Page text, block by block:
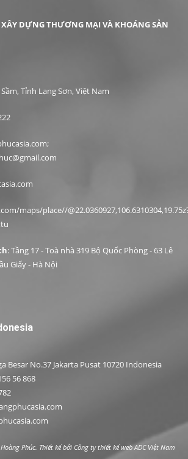
XÂY DỰNG THƯƠNG MẠI VÀ KHOÁNG SẢN
Tỉnh Lạng Sơn, Việt Nam
maps/place//
: Tầng 17 - Toà nhà 319 Bộ Quốc Phòng - 63 Lê
Giấy - Hà Nội
Besar No.37 Jakarta Pusat 10720 Indonesia
56 868
Phúc. Thiết kế bởi Công ty thiết kế web ADC Việt Nam